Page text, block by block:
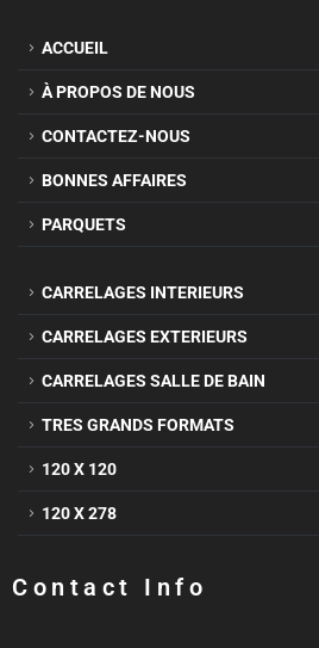
ACCUEIL
À PROPOS DE NOUS
CONTACTEZ-NOUS
BONNES AFFAIRES
PARQUETS
CARRELAGES INTERIEURS
CARRELAGES EXTERIEURS
CARRELAGES SALLE DE BAIN
TRES GRANDS FORMATS
120 X 120
120 X 278
Contact Info